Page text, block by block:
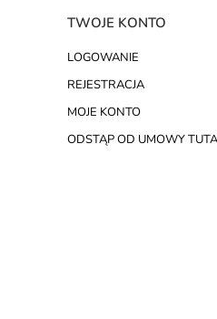
TWOJE KONTO
LOGOWANIE
REJESTRACJA
MOJE KONTO
ODSTĄP OD UMOWY